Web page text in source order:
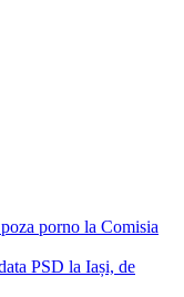
porno la Comisia
PSD la Iași, de